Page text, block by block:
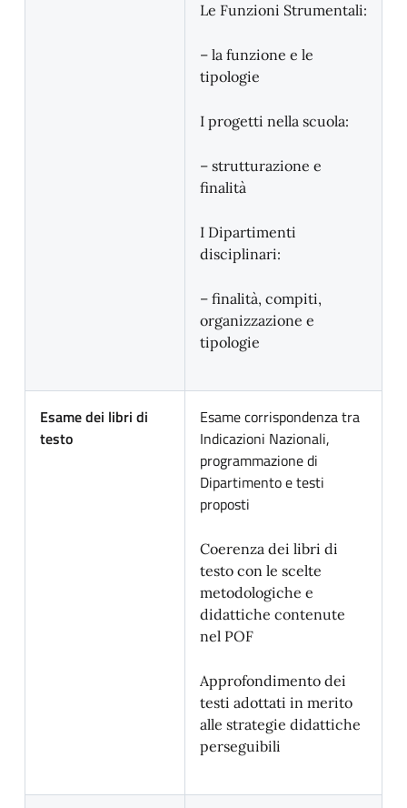
Le Funzioni Strumentali:
– la funzione e le
tipologie
I progetti nella scuola:
– strutturazione e
finalità
I Dipartimenti
disciplinari:
– finalità, compiti,
organizzazione e
tipologie
Esame dei libri di
testo
Esame corrispondenza tra
Indicazioni Nazionali,
programmazione di
Dipartimento e testi
proposti
Coerenza dei libri di
testo con le scelte
metodologiche e
didattiche contenute
nel POF
Approfondimento dei
testi adottati in merito
alle strategie didattiche
perseguibili